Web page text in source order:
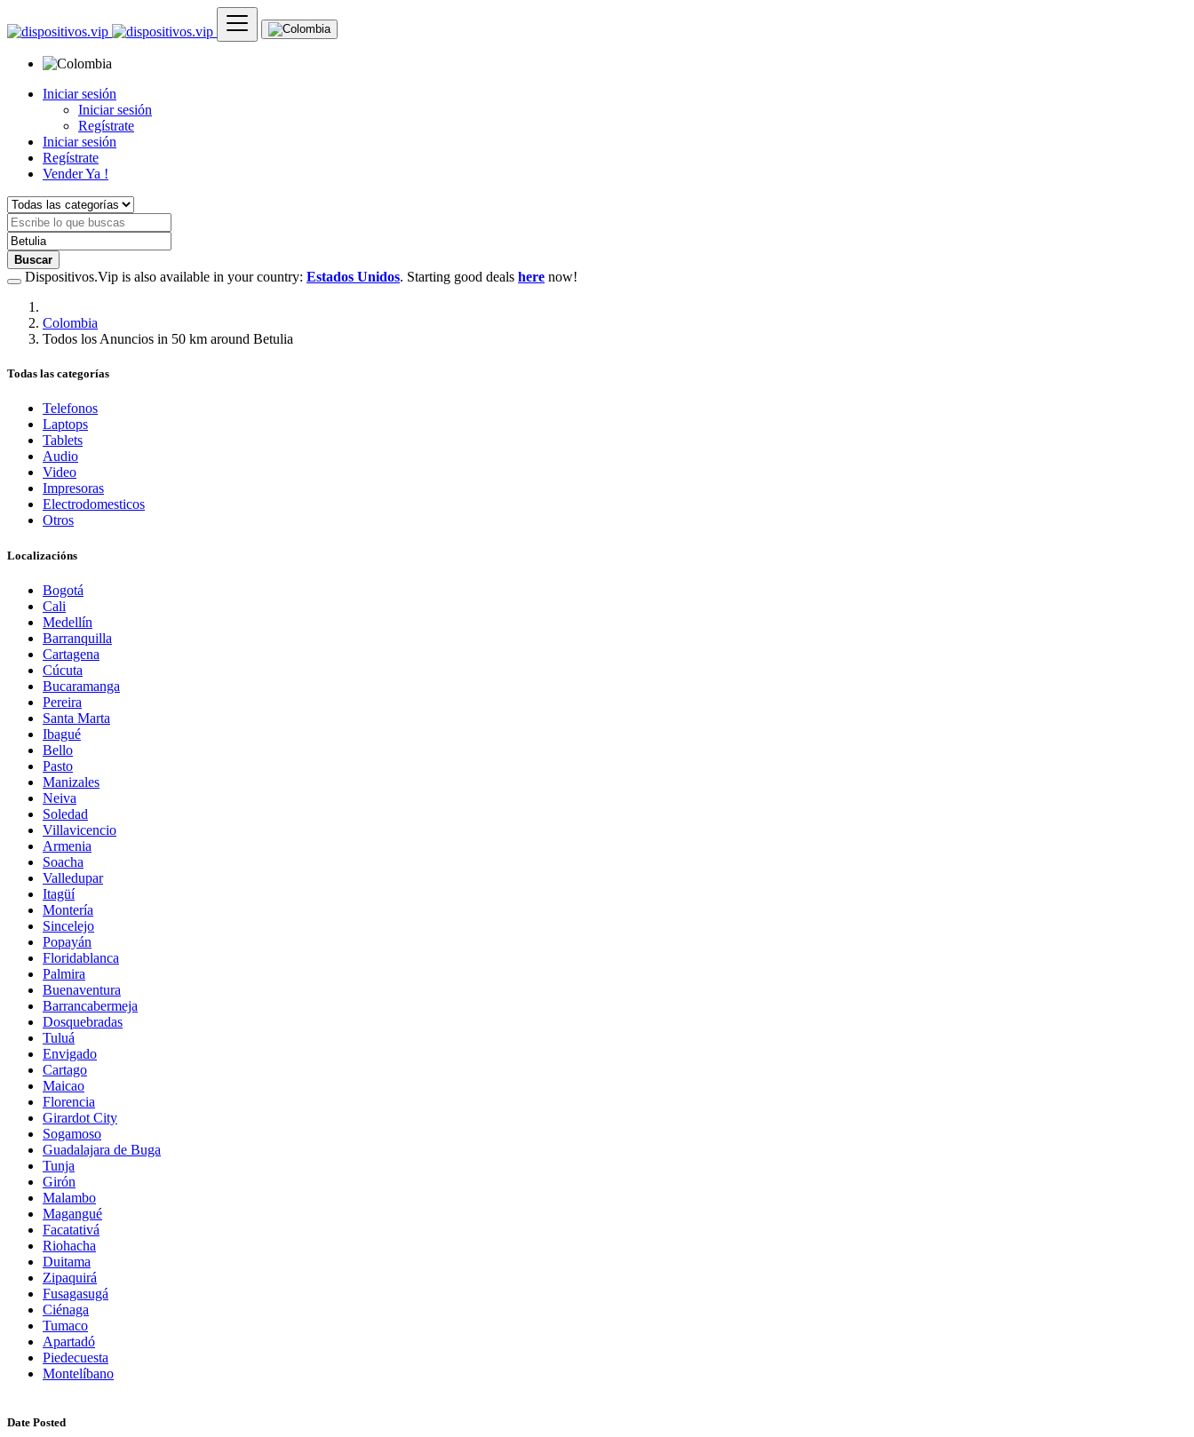
Iniciar sesión
Iniciar sesión
Regístrate
Iniciar sesión
Regístrate
Vender Ya !
Buscar
Dispositivos.Vip is also available in your country: Estados Unidos. Starting good deals here now!
Colombia
Todos los Anuncios in 50 km around Betulia
Todas las categorías
Telefonos
Laptops
Tablets
Audio
Video
Impresoras
Electrodomesticos
Otros
Localizacións
Bogotá
Cali
Medellín
Barranquilla
Cartagena
Cúcuta
Bucaramanga
Pereira
Santa Marta
Ibagué
Bello
Pasto
Manizales
Neiva
Soledad
Villavicencio
Armenia
Soacha
Valledupar
Itagüí
Montería
Sincelejo
Popayán
Floridablanca
Palmira
Buenaventura
Barrancabermeja
Dosquebradas
Tuluá
Envigado
Cartago
Maicao
Florencia
Girardot City
Sogamoso
Guadalajara de Buga
Tunja
Girón
Malambo
Magangué
Facatativá
Riohacha
Duitama
Zipaquirá
Fusagasugá
Ciénaga
Tumaco
Apartadó
Piedecuesta
Montelíbano
Date Posted